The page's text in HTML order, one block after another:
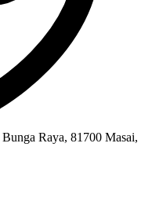
Raya, 81700 Masai,